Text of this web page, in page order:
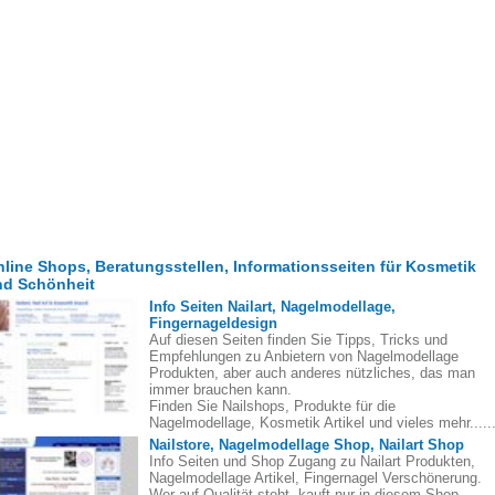
Shops, Beratungsstellen, Informationsseiten für Kosmetik
Schönheit
Info Seiten Nailart, Nagelmodellage,
Fingernageldesign
Auf diesen Seiten finden Sie Tipps, Tricks und
Empfehlungen zu Anbietern von Nagelmodellage
Produkten, aber auch anderes nützliches, das man
immer brauchen kann.
Finden Sie Nailshops, Produkte für die
Nagelmodellage, Kosmetik Artikel und vieles mehr......
Nailstore, Nagelmodellage Shop, Nailart Shop
Info Seiten und Shop Zugang zu Nailart Produkten,
Nagelmodellage Artikel, Fingernagel Verschönerung.